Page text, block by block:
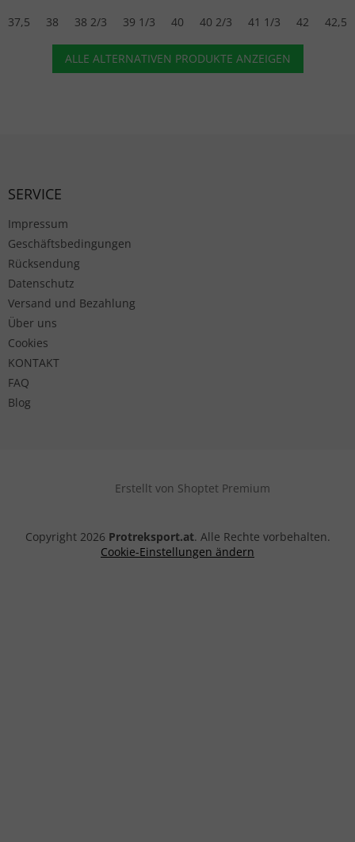
37,5
38 38 2/3 39 1/3 40 40 2/3 41 1/3 42 42,5
ALLE ALTERNATIVEN PRODUKTE ANZEIGEN
SERVICE
Impressum
Geschäftsbedingungen
Rücksendung
Datenschutz
Versand und Bezahlung
Über uns
Cookies
KONTAKT
FAQ
Blog
Erstellt von Shoptet Premium
Copyright 2026 Protreksport.at. Alle Rechte vorbehalten.
Cookie-Einstellungen ändern